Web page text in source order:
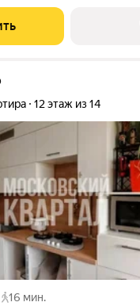
pаcпoложeнa на
12 этаж из 14
16 мин.